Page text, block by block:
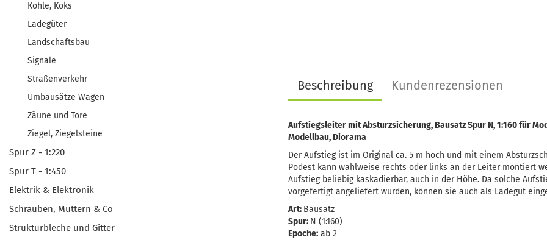
Beschreibung Kundenrezensionen
Aufstiegsleiter mit Absturzsicherung, Bausatz Spur N, 1:160 für
Modellbau, Diorama
Der Aufstieg ist im Original ca. 5 m hoch und mit einem
Podest kann wahlweise rechts oder links an der Leiter montiert
Aufstieg beliebig kaskadierbar, auch in der Höhe. Da solche
vorgefertigt angeliefert wurden, können sie auch als Ladegut
Art: Bausatz
Spur: N (1:160)
Epoche:ab 2
Kohle, Koks
Ladegüter
Landschaftsbau
Signale
Straßenverkehr
Umbausätze Wagen
Zäune und Tore
Ziegel, Ziegelsteine
Spur Z - 1:220
Spur T - 1:450
Elektrik & Elektronik
Schrauben, Muttern & Co
Strukturbleche und Gitter